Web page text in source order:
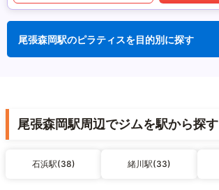
尾張森岡駅のピラティスを目的別に探す
尾張森岡駅周辺でジムを駅から探す
石浜駅(38) 緒川駅(33)